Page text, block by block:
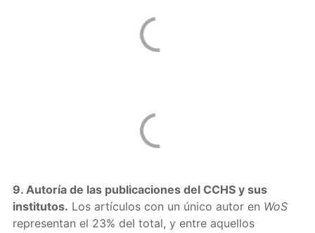
9. Autoría de las publicaciones del CCHS y sus
institutos. Los artículos con un único autor en WoS
representan el 23% del total, y entre aquellos